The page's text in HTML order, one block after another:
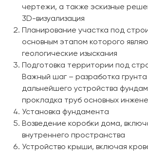
чертежи, а также эскизные
3D-визуализация
Планирование участка под
основным этапом которого
геологические изыскания
Подготовка территории под
Важный шаг – разработка грунта
дальнейшего устройства
прокладка труб основных
Установка фундамента
Возведение коробки дома,
внутреннего пространства
Устройство крыши, включая